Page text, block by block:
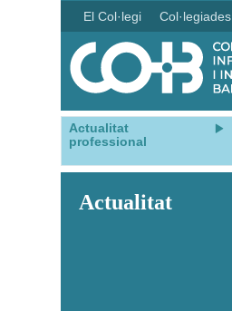
El Col·legi Col·legiades
Actualitat
professional
Actualitat